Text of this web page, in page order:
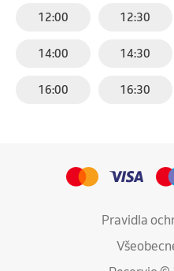
12:00 12:30
14:00 14:30
16:00 16:30
Pravidla